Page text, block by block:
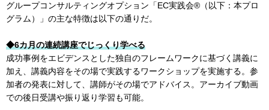
グループコンサルティングオプション「EC実践会®（以下：本プロ
グラム）」の主な特徴は以下の通りだ。
◆6カ月の連続講座でじっくり学べる
成功事例をエビデンスとした独自のフレームワークに基づく講義に
加え、講義内容をその場で実践するワークショップを実施する。参
加者の発表に対して、講師がその場でアドバイス。アーカイブ動画
での後日受講や振り返り学習も可能。